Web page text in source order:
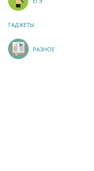
ГАДЖЕТЫ
РАЗНОЕ